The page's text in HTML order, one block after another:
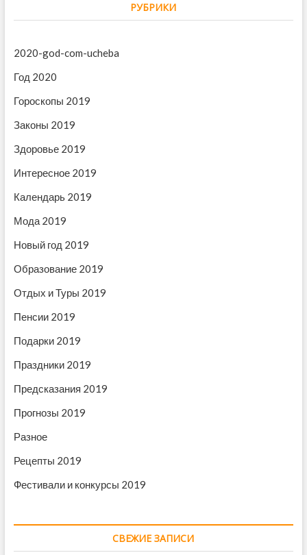
и
я
п
о
з
а
п
и
с
я
м
з
п
я
РУБРИКИ
2020-god-com-ucheba
Год 2020
Гороскопы 2019
Законы 2019
Здоровье 2019
Интересное 2019
Календарь 2019
Мода 2019
Новый год 2019
Образование 2019
Отдых и Туры 2019
Пенсии 2019
Подарки 2019
Праздники 2019
Предсказания 2019
Прогнозы 2019
Разное
Рецепты 2019
Фестивали и конкурсы 2019
СВЕЖИЕ ЗАПИСИ